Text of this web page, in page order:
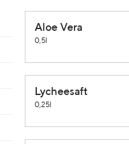
Aloe Vera
0,5l
Lycheesaft
0,25l